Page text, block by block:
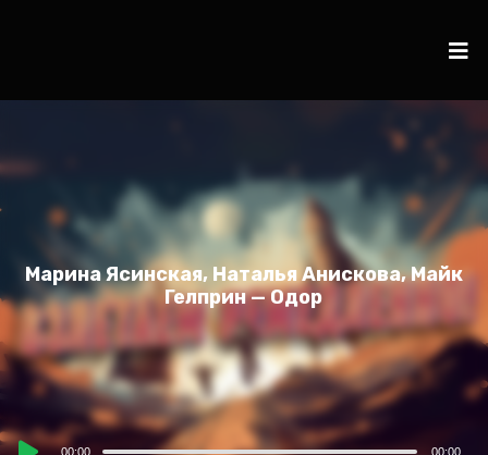
Марина Ясинская, Наталья Анискова, Майк
Гелприн — Одор
Audio00:00 00:00